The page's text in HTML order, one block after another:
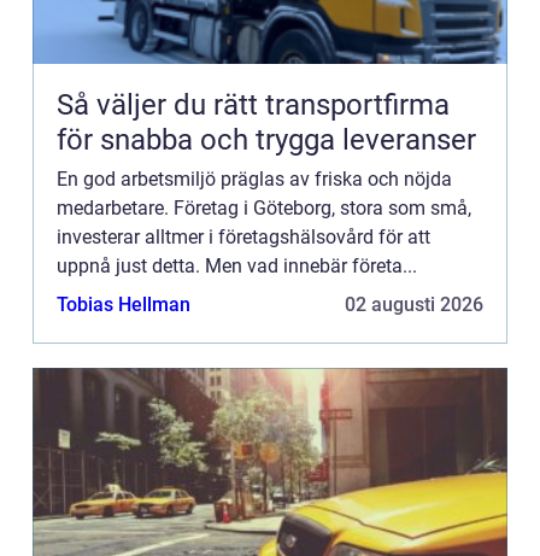
Så väljer du rätt transportfirma
för snabba och trygga leveranser
En god arbetsmiljö präglas av friska och nöjda
medarbetare. Företag i Göteborg, stora som små,
investerar alltmer i företagshälsovård för att
uppnå just detta. Men vad innebär företa...
Tobias Hellman
02 augusti 2026